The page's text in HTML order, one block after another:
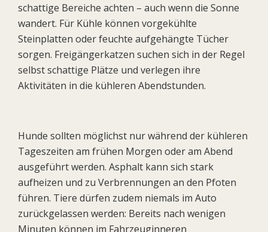
schattige Bereiche achten – auch wenn die Sonne
wandert. Für Kühle können vorgekühlte
Steinplatten oder feuchte aufgehängte Tücher
sorgen. Freigängerkatzen suchen sich in der Regel
selbst schattige Plätze und verlegen ihre
Aktivitäten in die kühleren Abendstunden.
Hunde sollten möglichst nur während der kühleren
Tageszeiten am frühen Morgen oder am Abend
ausgeführt werden. Asphalt kann sich stark
aufheizen und zu Verbrennungen an den Pfoten
führen. Tiere dürfen zudem niemals im Auto
zurückgelassen werden: Bereits nach wenigen
Minuten können im Fahrzeuginneren